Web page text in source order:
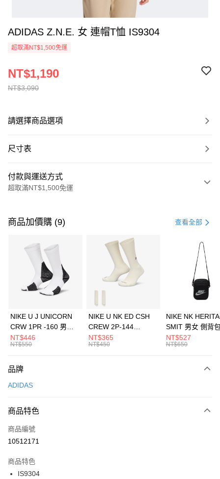
ADIDAS Z.N.E. 女 連帽T恤 IS9304
超取滿NT$1,500免運
NT$3,090
NT$1,190
請選擇商品選項
尺寸表
付款與運送方式
超取滿NT$1,500免運
信用卡一次付款
3 期 0 利率 每期 21家銀行
合作金庫商業銀行
第一商業銀行
華南商業銀行
彰化商業銀行
上海商業儲蓄銀行
元大商業銀行
台灣樂天信用卡公司
Apple Pay
全盈+PAY
AFTEE先享後付
【關於「AFTEE先享後付」】
便利好安心！
３．安心：先確認商品／服務後，再付款。
【「AFTEE先享後付」結帳流程】
１．於結帳方式選擇「AFTEE先享後付」後，將跳轉至「AFTEE先享後付」
２．訂單成立數日內，您將收到繳費通知簡訊。
３．收到繳費通知簡訊後14天內，點擊此簡訊中的連結，可透過四大超商／
ATM／網路銀行／等多元方式進行付款，方視為交易完成。
運送方式
每筆NT$100，滿NT$1,500(含以上)免運費
宅配
每筆NT$100，滿NT$1,500(含以上)免運費
付款後門市自取
每筆NT$100，滿NT$1,500(含以上)免運費
商品加價購 (9) 查看全部
NIKE U J UNICORN
CRW 1PR -160 男女
中統襪 FZ3393100
NT$446
NT$550
NIKE U NK ED CSH
CREW 2P-144
EMBRDY 男女 短統襪
FZ3073133
NT$365
NT$450
NIKE NK
SMIT 男女 側背
BA5871010
NT$527
NT$650
品牌
ADIDAS
商品特色
商品編號
10512171
商品特色
IS9304